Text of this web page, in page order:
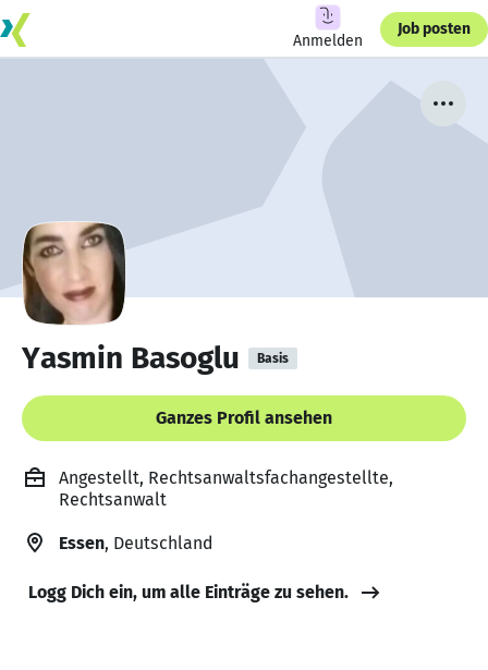
Anmelden
Job posten
Yasmin Basoglu Basis
Ganzes Profil ansehen
Angestellt, Rechtsanwaltsfachangestellte,
Rechtsanwalt
Essen, Deutschland
Logg Dich ein, um alle Einträge zu sehen.